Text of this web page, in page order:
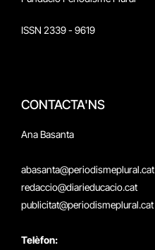
ISSN 2339 - 9619
CONTACTA'NS
Ana Basanta
abasanta@periodismeplural.cat
redaccio@diarieducacio.cat
publicitat@periodismeplural.cat
Telèfon: